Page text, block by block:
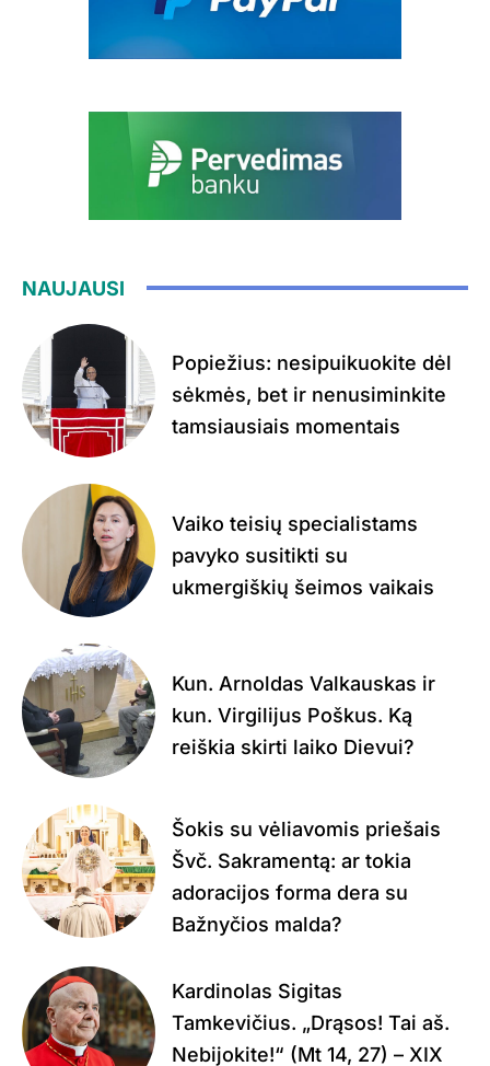
NAUJAUSI
Popiežius: nesipuikuokite dėl
sėkmės, bet ir nenusiminkite
tamsiausiais momentais
Vaiko teisių specialistams
pavyko susitikti su
ukmergiškių šeimos vaikais
Kun. Arnoldas Valkauskas ir
kun. Virgilijus Poškus. Ką
reiškia skirti laiko Dievui?
Šokis su vėliavomis priešais
Švč. Sakramentą: ar tokia
adoracijos forma dera su
Bažnyčios malda?
Kardinolas Sigitas
Tamkevičius. „Drąsos! Tai aš.
Nebijokite!“ (Mt 14, 27) – XIX